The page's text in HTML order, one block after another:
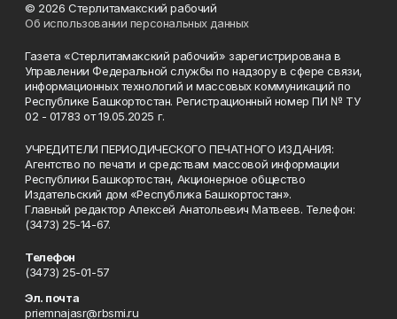
© 2026 Стерлитамакский рабочий
Об использовании персональных данных
Газета «Стерлитамакский рабочий» зарегистрирована в
Управлении Федеральной службы по надзору в сфере связи,
информационных технологий и массовых коммуникаций по
Республике Башкортостан. Регистрационный номер ПИ № ТУ
02 - 01783 от 19.05.2025 г.
УЧРЕДИТЕЛИ ПЕРИОДИЧЕСКОГО ПЕЧАТНОГО ИЗДАНИЯ:
Агентство по печати и средствам массовой информации
Республики Башкортостан, Акционерное общество
Издательский дом «Республика Башкортостан».
Главный редактор Алексей Анатольевич Матвеев. Телефон:
(3473) 25-14-67.
Телефон
(3473) 25-01-57
Эл. почта
priemnajasr@rbsmi.ru